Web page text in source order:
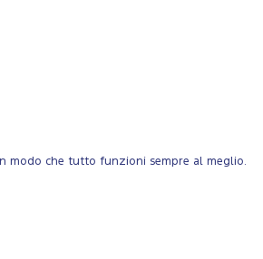
modo che tutto funzioni sempre al meglio.